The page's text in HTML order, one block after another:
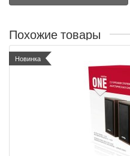
Похожие товары
Новинка